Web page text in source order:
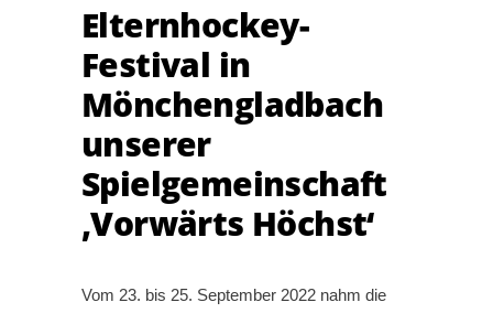
Elternhockey-
Festival in
Mönchengladbach
unserer
Spielgemeinschaft
‚Vorwärts Höchst‘
Vom 23. bis 25. September 2022 nahm die